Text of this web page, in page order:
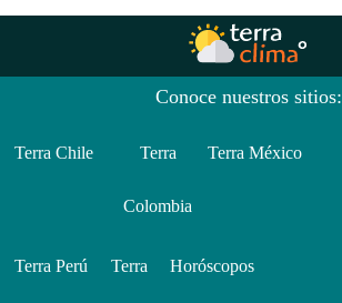
Conoce nuestros sitios:
Terra Chile Terra
Colombia
Terra México
Terra Perú Terra Horóscopos